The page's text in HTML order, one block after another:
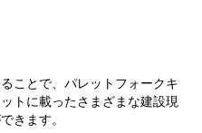
ことで、パレットフォークキ
トに載ったさまざまな建設現
きます。